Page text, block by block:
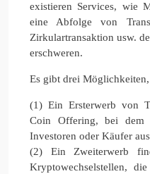
existieren Services, wie
eine Abfolge von
Zirkulartransaktion usw.
erschweren.
Es gibt drei
(1) Ein Ersterwerb von
Coin Offering, bei dem
Investoren oder Käufer
(2) Ein Zweiterwerb
Kryptowechselstellen,